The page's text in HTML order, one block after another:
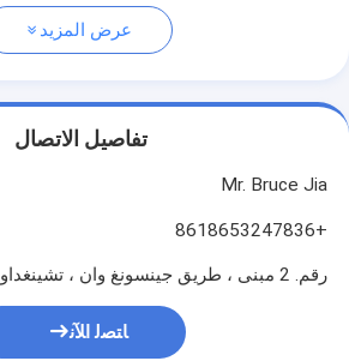
عرض المزيد
تفاصيل الاتصال
Mr. Bruce Jia
+8618653247836
رقم. 2 مبنى ، طريق جينسونغ وان ، تشينغداو ، الصين
ﺎﺘﺼﻟ ﺍﻶﻧ